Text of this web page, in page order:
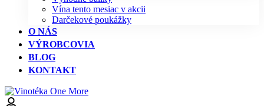
Vína tento mesiac v akcii
Darčekové poukážky
O NÁS
VÝROBCOVIA
BLOG
KONTAKT